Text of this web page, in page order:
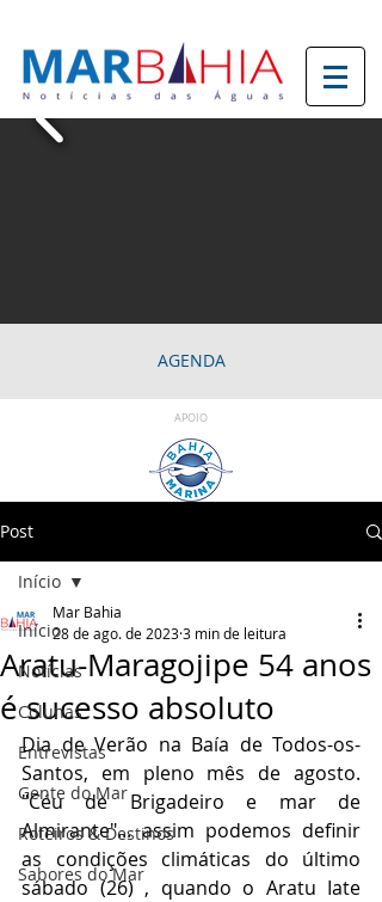
AGENDA
APOIO
Post
Início
Notícias
Colunas
Entrevistas
Gente do Mar
Roteiros & Destinos
Sabores do Mar
Início
Aratu-Maragojipe 54 anos
é sucesso absoluto
Mar Bahia
28 de ago. de 20233 min de leitura
Dia de Verão na Baía de Todos-os-
Santos, em pleno mês de agosto.
"Céu de Brigadeiro e mar de
Almirante"... assim podemos definir
as condições climáticas do último
sábado (26) , quando o Aratu Iate